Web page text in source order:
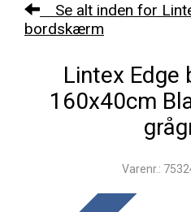
Se alt inden for
bordskærm
Lintex
160x40cm
Varenr.: